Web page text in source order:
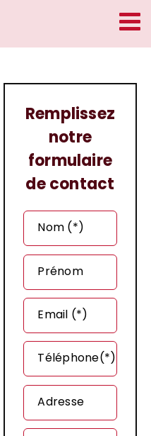
Remplissez
notre
formulaire
de contact
Nom (*)
Prénom
Email (*)
Téléphone(*)
Adresse